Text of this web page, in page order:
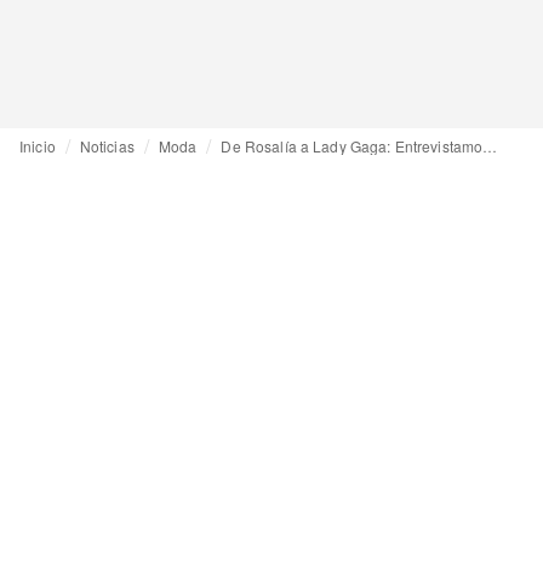
Inicio Noticias Moda